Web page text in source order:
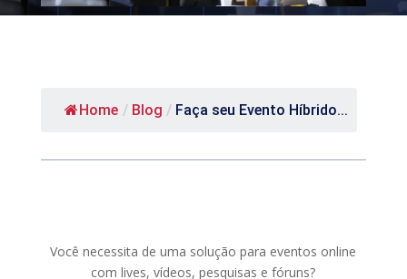
Home / Blog / Faça seu Evento Híbrido...
Você necessita de uma solução para eventos online
com lives, vídeos, pesquisas e fóruns?